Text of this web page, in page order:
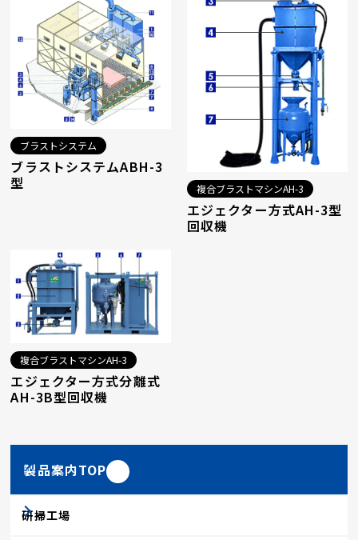
ブラストシステム
ブラストシステムABH-3
型
複合ブラストマシンAH-3
エジェクター方式AH-3型
回収機
複合ブラストマシンAH-3
エジェクター方式分離式
AH-3B型回収機
製品案内TOP
研掃工場